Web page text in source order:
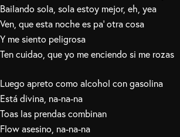
Bailando sola, sola estoy mejor, eh, yea
Ven, que esta noche es pa’ otra cosa
Y me siento peligrosa
Ten cuidao, que yo me enciendo si me rozas
Luego apreto como alcohol con gasolina
Está divina, na-na-na
Toas las prendas combinan
Flow asesino, na-na-na